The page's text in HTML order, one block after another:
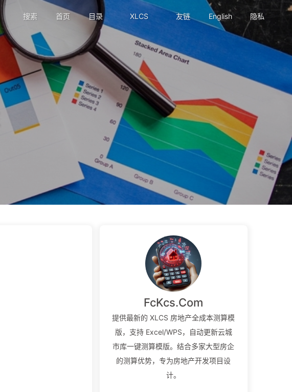
搜索 首页 目录 XLCS 友链 English 隐私
FcKcs.Com
提供最新的 XLCS 房地产全成本测算模
版，支持 Excel/WPS，自动更新云城
市库一键测算模版。结合多家大型房企
的测算优势，专为房地产开发项目设
计。